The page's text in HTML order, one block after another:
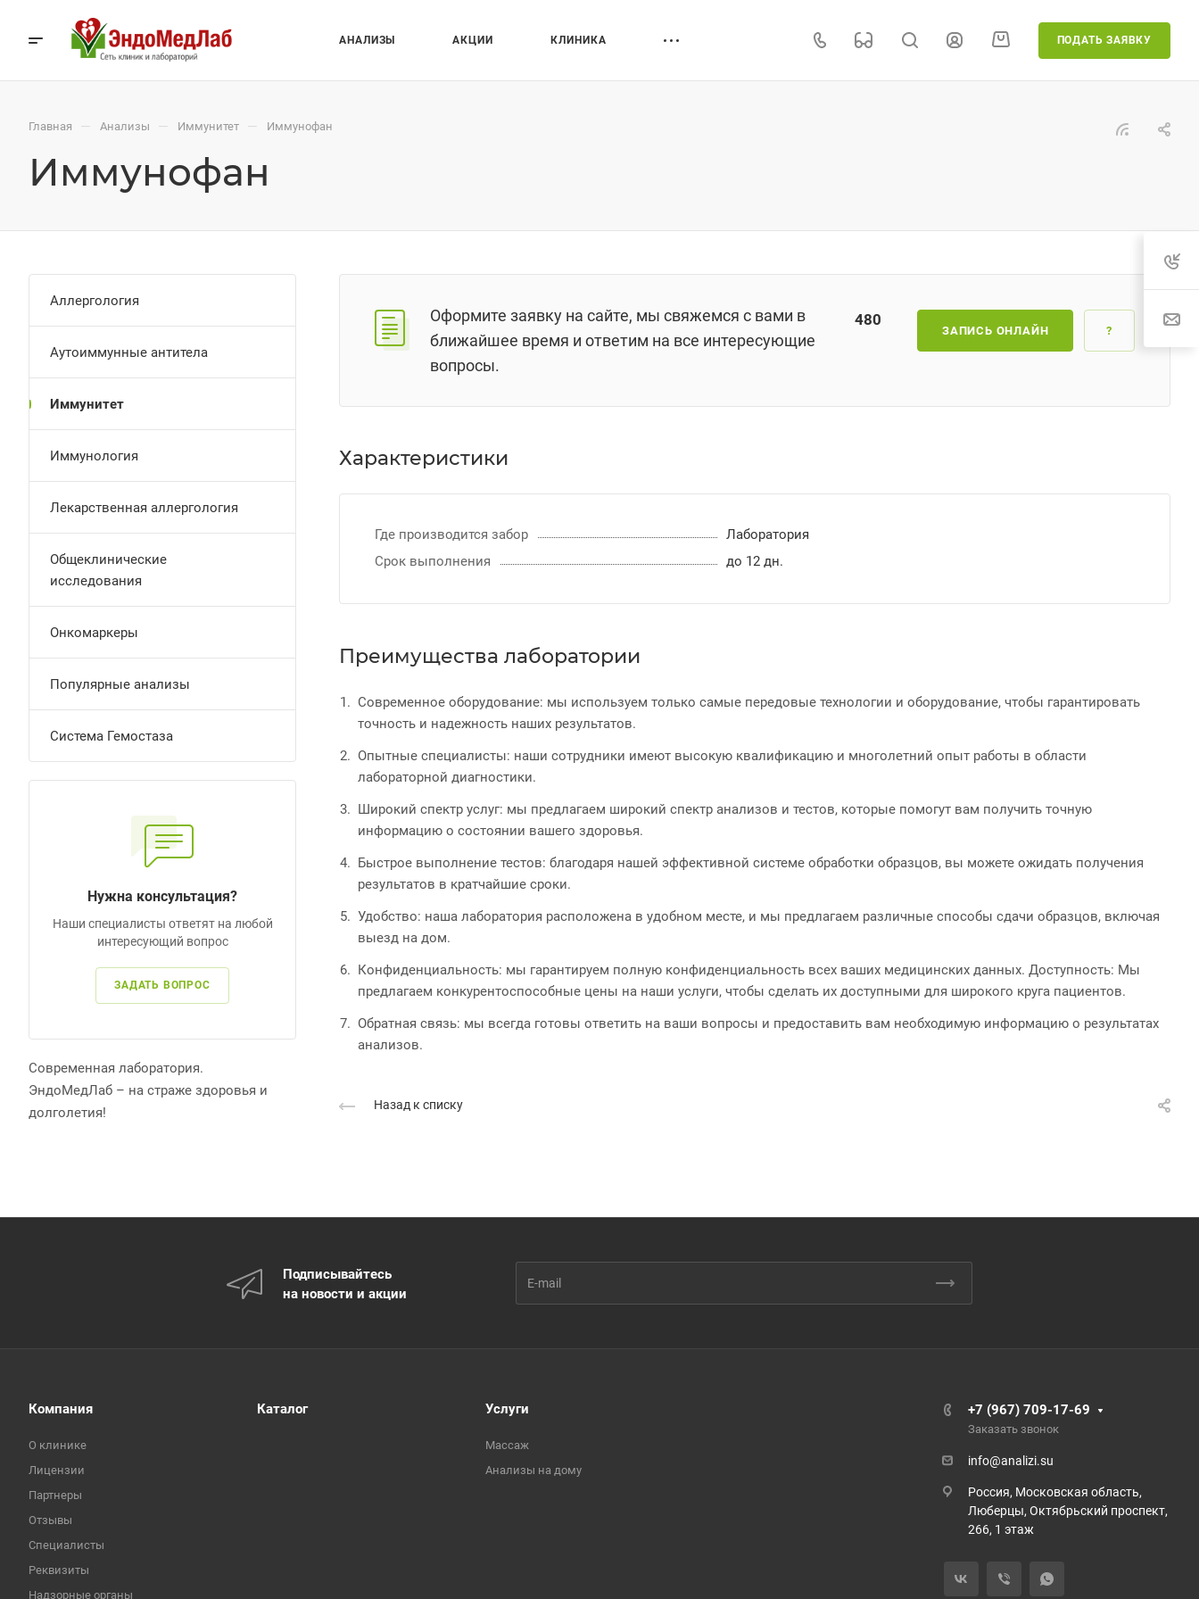
АНАЛИЗЫ АКЦИИ КЛИНИКА ПОДАТЬ ЗАЯВКУ
Главная — Анализы — Иммунитет — Иммунофан
Иммунофан
Оформите заявку на сайте, мы свяжемся с вами в
ближайшее время и ответим на все интересующие
вопросы.
480
ЗАПИСЬ ОНЛАЙН ?
Характеристики
Где производится забор
Лаборатория
Срок выполнения
до 12 дн.
Преимущества лаборатории
Современное оборудование: мы используем только самые передовые технологии и оборудование, чтобы гарантировать
точность и надежность наших результатов.
Опытные специалисты: наши сотрудники имеют высокую квалификацию и многолетний опыт работы в области
лабораторной диагностики.
Широкий спектр услуг: мы предлагаем широкий спектр анализов и тестов, которые помогут вам получить точную
информацию о состоянии вашего здоровья.
Быстрое выполнение тестов: благодаря нашей эффективной системе обработки образцов, вы можете ожидать получения
результатов в кратчайшие сроки.
Удобство: наша лаборатория расположена в удобном месте, и мы предлагаем различные способы сдачи образцов, включая
выезд на дом.
Конфиденциальность: мы гарантируем полную конфиденциальность всех ваших медицинских данных. Доступность: Мы
предлагаем конкурентоспособные цены на наши услуги, чтобы сделать их доступными для широкого круга пациентов.
Обратная связь: мы всегда готовы ответить на ваши вопросы и предоставить вам необходимую информацию о результатах
анализов.
Назад к списку
Аллергология
Аутоиммунные антитела
Иммунитет
Иммунология
Лекарственная аллергология
Общеклинические
исследования
Онкомаркеры
Популярные анализы
Система Гемостаза
Нужна консультация?
Наши специалисты ответят на любой
интересующий вопрос
ЗАДАТЬ ВОПРОС
Современная лаборатория.
ЭндоМедЛаб – на страже здоровья и
долголетия!
Подписывайтесь
на новости и акции
Компания
О клинике
Лицензии
Партнеры
Отзывы
Специалисты
Реквизиты
Надзорные органы
Каталог Услуги
Массаж
Анализы на дому
+7 (967) 709-17-69
Заказать звонок
info@analizi.su
Россия, Московская область,
Люберцы, Октябрьский проспект,
266, 1 этаж